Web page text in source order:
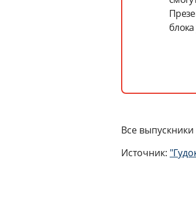
Все
Источник: